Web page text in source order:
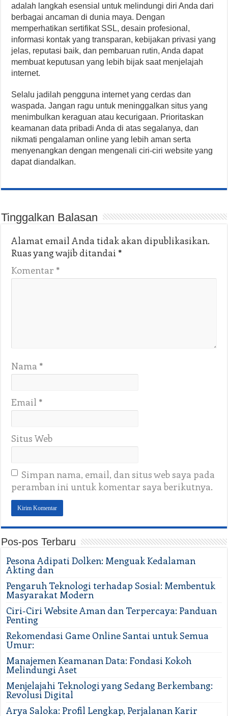
adalah langkah esensial untuk melindungi diri Anda dari
berbagai ancaman di dunia maya. Dengan
memperhatikan sertifikat SSL, desain profesional,
informasi kontak yang transparan, kebijakan privasi yang
jelas, reputasi baik, dan pembaruan rutin, Anda dapat
membuat keputusan yang lebih bijak saat menjelajah
internet.
Selalu jadilah pengguna internet yang cerdas dan
waspada. Jangan ragu untuk meninggalkan situs yang
menimbulkan keraguan atau kecurigaan. Prioritaskan
keamanan data pribadi Anda di atas segalanya, dan
nikmati pengalaman online yang lebih aman serta
menyenangkan dengan mengenali ciri-ciri website yang
dapat diandalkan.
Tinggalkan Balasan
Alamat email Anda tidak akan dipublikasikan.
Ruas yang wajib ditandai *
Komentar *
Nama *
Email *
Situs Web
Simpan nama, email, dan situs web saya pada
peramban ini untuk komentar saya berikutnya.
Pos-pos Terbaru
Pesona Adipati Dolken: Menguak Kedalaman
Akting dan
Pengaruh Teknologi terhadap Sosial: Membentuk
Masyarakat Modern
Ciri-Ciri Website Aman dan Terpercaya: Panduan
Penting
Rekomendasi Game Online Santai untuk Semua
Umur:
Manajemen Keamanan Data: Fondasi Kokoh
Melindungi Aset
Menjelajahi Teknologi yang Sedang Berkembang:
Revolusi Digital
Arya Saloka: Profil Lengkap, Perjalanan Karir